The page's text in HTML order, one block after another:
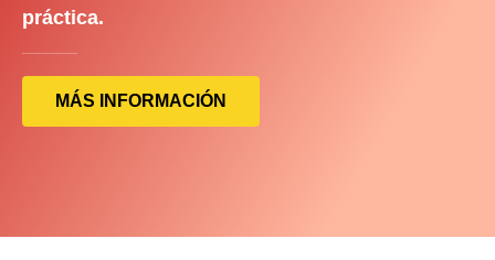
práctica.
MÁS INFORMACIÓN